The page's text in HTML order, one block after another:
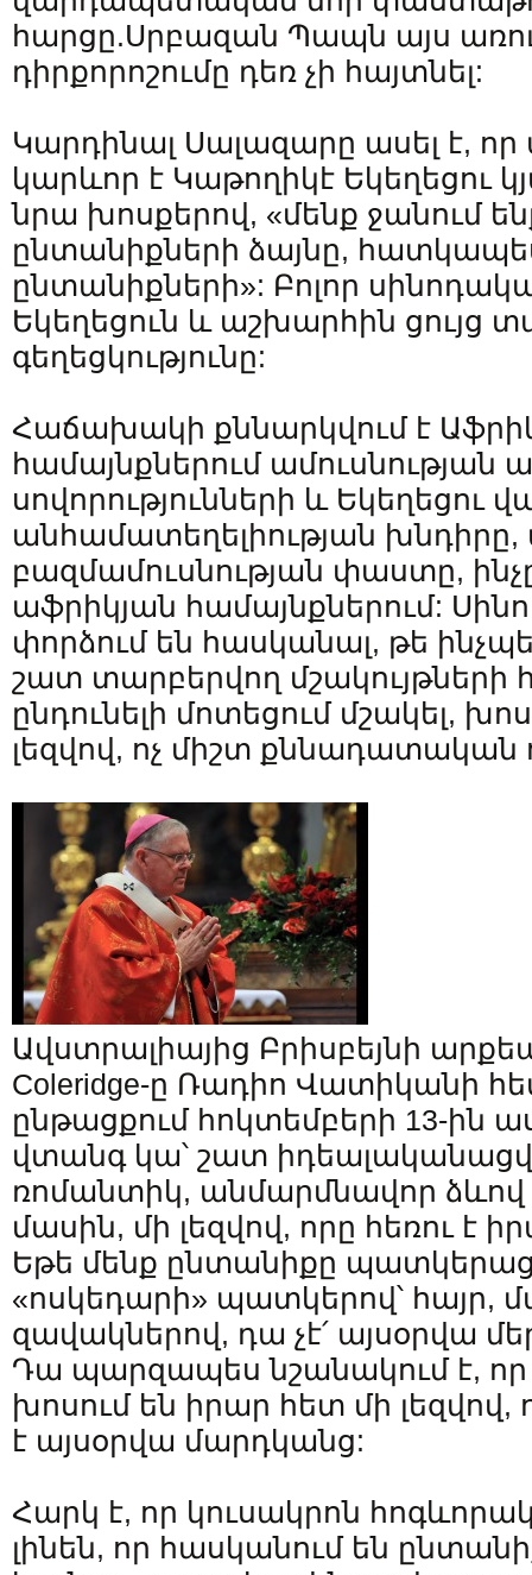
հարցը.Սրբազան Պապն այս
դիրքորոշումը դեռ չի հայտնել:
Կարդինալ Սալազարը ասել է, որ
կարևոր է Կաթողիկէ Եկեղեցու
նրա խոսքերով, «մենք ջանում
ընտանիքների ձայնը,
ընտանիքների»: Բոլոր
Եկեղեցուն և աշխարհին ցույց
գեղեցկությունը:
Հաճախակի քննարկվում է
համայնքներում
սովորությունների և Եկեղեցու
անհամատեղելիության
բազմամուսնության փաստը,
աֆրիկյան համայնքներում:
փորձում են հասկանալ, թե
շատ տարբերվող մշակույթների
ընդունելի մոտեցում մշակել,
լեզվով, ոչ միշտ քննադատական
Ավստրալիայից Բրիսբեյնի
Coleridge-ը Ռադիո Վատիկանի
ընթացքում հոկտեմբերի 13-ին
վտանգ կա՝ շատ
ռոմանտիկ, անմարմնավոր ձևով
մասին, մի լեզվով, որը հեռու է
Եթե մենք ընտանիքը
«ոսկեդարի» պատկերով՝ հայր,
զավակներով, դա չէ՛ այսօրվա
Դա պարզապես նշանակում է,
խոսում են իրար հետ մի
է այսօրվա մարդկանց:
Հարկ է, որ կուսակրոն
լինեն, որ հասկանում են